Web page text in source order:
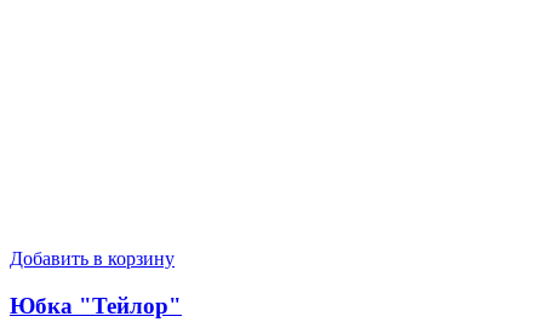
Добавить в корзину
Юбка "Тейлор"